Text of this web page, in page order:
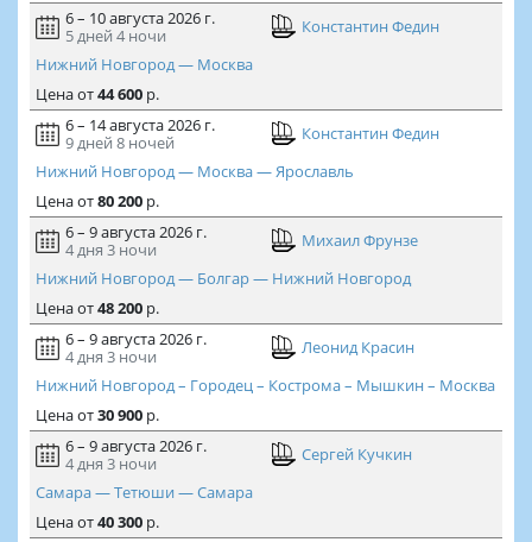
6 – 10 августа 2026 г.
5 дней 4 ночи
Константин Федин
Нижний Новгород — Москва
Ценаот44 600р.
6 – 14 августа 2026 г.
9 дней 8 ночей
Константин Федин
Нижний Новгород — Москва — Ярославль
Ценаот80 200р.
6 – 9 августа 2026 г.
4 дня 3 ночи
Михаил Фрунзе
Нижний Новгород — Болгар — Нижний Новгород
Ценаот48 200р.
6 – 9 августа 2026 г.
4 дня 3 ночи
Леонид Красин
Нижний Новгород – Городец – Кострома – Мышкин – Москва
Ценаот30 900р.
6 – 9 августа 2026 г.
4 дня 3 ночи
Сергей Кучкин
Самара — Тетюши — Самара
Ценаот40 300р.